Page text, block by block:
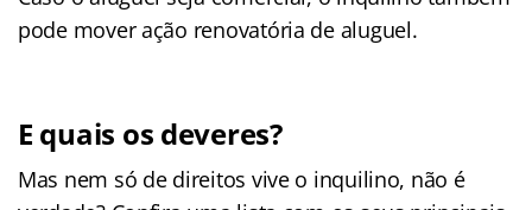
pode mover ação renovatória de aluguel.
E quais os deveres?
Mas nem só de direitos vive o inquilino, não é